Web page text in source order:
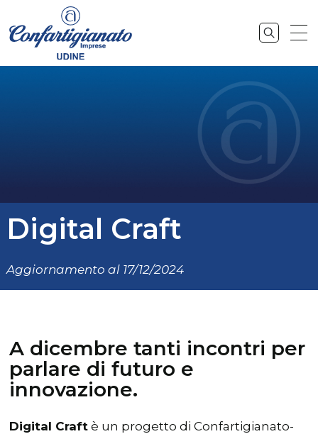
Digital Craft
Aggiornamento al 17/12/2024
A dicembre tanti incontri per
parlare di futuro e
innovazione.
Digital Craftè un progetto di Confartigianato-